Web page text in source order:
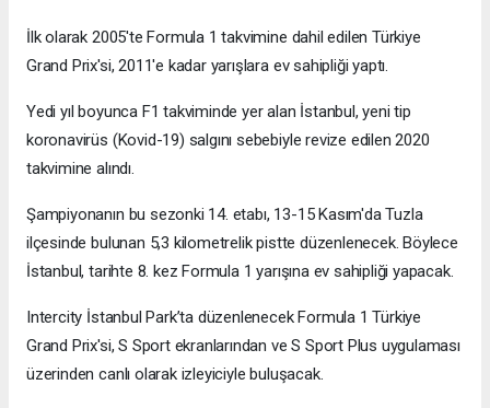
İlk olarak 2005'te Formula 1 takvimine dahil edilen Türkiye
Grand Prix'si, 2011'e kadar yarışlara ev sahipliği yaptı.
Yedi yıl boyunca F1 takviminde yer alan İstanbul, yeni tip
koronavirüs (Kovid-19) salgını sebebiyle revize edilen 2020
takvimine alındı.
Şampiyonanın bu sezonki 14. etabı, 13-15 Kasım'da Tuzla
ilçesinde bulunan 5,3 kilometrelik pistte düzenlenecek. Böylece
İstanbul, tarihte 8. kez Formula 1 yarışına ev sahipliği yapacak.
Intercity İstanbul Park’ta düzenlenecek Formula 1 Türkiye
Grand Prix'si, S Sport ekranlarından ve S Sport Plus uygulaması
üzerinden canlı olarak izleyiciyle buluşacak.